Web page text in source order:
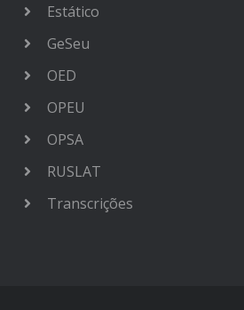
Estático
GeSeu
OED
OPEU
OPSA
RUSLAT
Transcrições